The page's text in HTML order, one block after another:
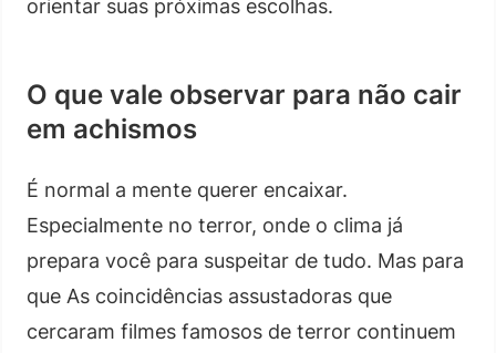
orientar suas próximas escolhas.
O que vale observar para não cair
em achismos
É normal a mente querer encaixar.
Especialmente no terror, onde o clima já
prepara você para suspeitar de tudo. Mas para
que As coincidências assustadoras que
cercaram filmes famosos de terror continuem